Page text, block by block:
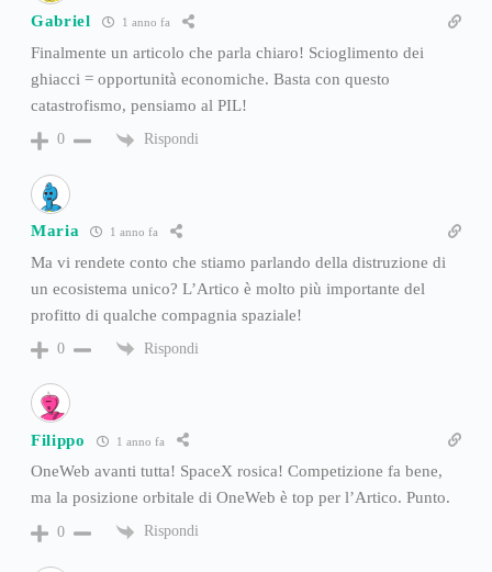
Gabriel 1 anno fa
Finalmente un articolo che parla chiaro! Scioglimento dei
ghiacci = opportunità economiche. Basta con questo
catastrofismo, pensiamo al PIL!
0 Rispondi
Maria 1 anno fa
Ma vi rendete conto che stiamo parlando della distruzione di
un ecosistema unico? L’Artico è molto più importante del
profitto di qualche compagnia spaziale!
0 Rispondi
Filippo 1 anno fa
OneWeb avanti tutta! SpaceX rosica! Competizione fa bene,
ma la posizione orbitale di OneWeb è top per l’Artico. Punto.
0 Rispondi